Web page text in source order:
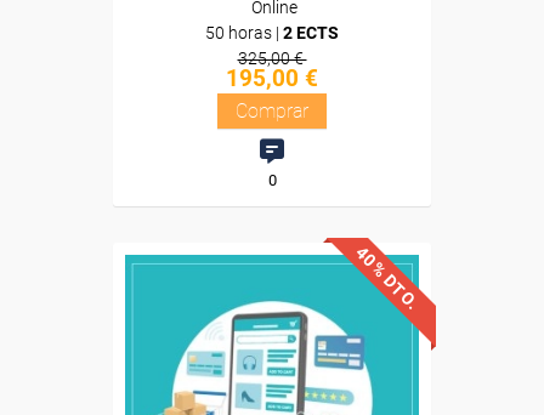
Online
50 horas | 2 ECTS
325,00 €
195,00 €
Comprar
0
40% DTO.
Descuentos especiales
Sin requisitos de acceso